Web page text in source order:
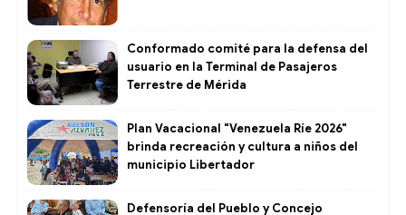
Conformado comité para la defensa del
usuario en la Terminal de Pasajeros
Terrestre de Mérida
Plan Vacacional "Venezuela Ríe 2026"
brinda recreación y cultura a niños del
municipio Libertador
Defensoría del Pueblo y Concejo